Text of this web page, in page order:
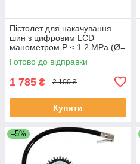
Пістолет для накачування
шин з цифровим LCD
манометром P ≤ 1.2 MPa (Ø=
1/4") Yato YT-23705
Готово до відправки
1 785 ₴ 2 100 ₴
Купити
–5%